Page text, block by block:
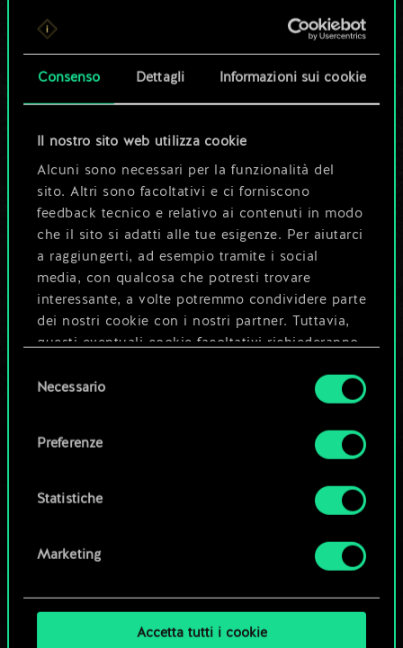
Consenso Dettagli Informazioni sui cookie
Il nostro sito web utilizza cookie
Alcuni sono necessari per la funzionalità del
sito. Altri sono facoltativi e ci forniscono
feedback tecnico e relativo ai contenuti in modo
che il sito si adatti alle tue esigenze. Per aiutarci
a raggiungerti, ad esempio tramite i social
media, con qualcosa che potresti trovare
interessante, a volte potremmo condividere parte
dei nostri cookie con i nostri partner. Tuttavia,
questi eventuali cookie facoltativi richiederanno
Tutti i dettagli su come utilizziamo i cookie e su
disponibili nel menu "Impostazioni" qui sotto.
delNecessario
Preferenze
Statistiche
Marketing
Accetta tutti i cookie
Per ora, è solo un
set di carte
condiviso.
Ma può diventare
molto altro!
Dai un nome al mazzo e crea una
guida
Modifica mazzo
Esplora i mazzi della community